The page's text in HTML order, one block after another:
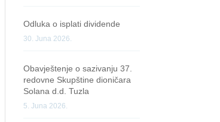
Odluka o isplati dividende
30. Juna 2026.
Obavještenje o sazivanju 37.
redovne Skupštine dioničara
Solana d.d. Tuzla
5. Juna 2026.